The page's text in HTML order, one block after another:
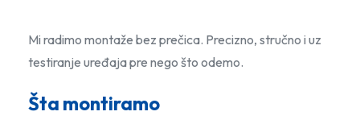
Mi radimo montaže bez prečica. Precizno, stručno i uz
testiranje uređaja pre nego što odemo.
Šta montiramo